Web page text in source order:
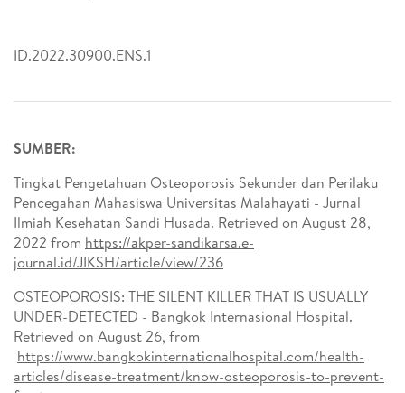
ID.2022.30900.ENS.1
SUMBER:
Tingkat Pengetahuan Osteoporosis Sekunder dan Perilaku
Pencegahan Mahasiswa Universitas Malahayati - Jurnal
Ilmiah Kesehatan Sandi Husada. Retrieved on August 28,
2022 from https://akper-sandikarsa.e-
journal.id/JIKSH/article/view/236
OSTEOPOROSIS: THE SILENT KILLER THAT IS USUALLY
UNDER-DETECTED - Bangkok Internasional Hospital.
Retrieved on August 26, from
https://www.bangkokinternationalhospital.com/health-
articles/disease-treatment/know-osteoporosis-to-prevent-